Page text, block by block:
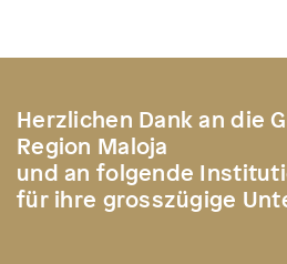
Herzlichen Dank an die
Region Maloja
und an folgende
für ihre grosszügige